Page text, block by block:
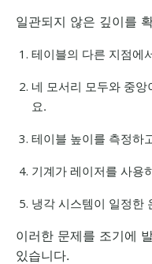
일관되지 않은 깊이를
테이블의 다른 지점에
네 모서리 모두와 중
요.
테이블 높이를 측정하
기계가 레이저를 사용
냉각 시스템이 일정한
이러한 문제를 조기에
있습니다.